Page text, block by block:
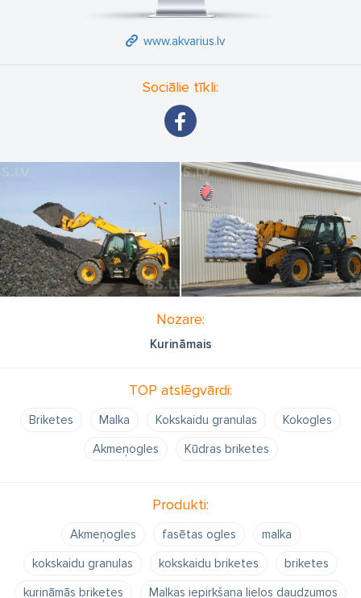
www.akvarius.lv
Sociālie tīkli:
Nozare:
Kurināmais
TOP atslēgvārdi:
Briketes Malka Kokskaidu granulas
Kokogles
Akmeņogles
Kūdras briketes
Produkti:
Akmeņogles fasētas ogles
malka
kokskaidu granulas
kokskaidu briketes
briketes
kurināmās briketes
Malkas iepirkšana lielos daudzumos